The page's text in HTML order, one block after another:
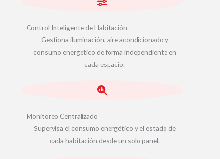
Control Inteligente de Habitación
Gestiona iluminación, aire acondicionado y
consumo energético de forma independiente en
cada espacio.
Monitoreo Centralizado
Supervisa el consumo energético y el estado de
cada habitación desde un solo panel.